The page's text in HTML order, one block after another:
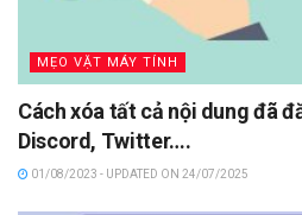
MẸO VẶT MÁY TÍNH
Cách xóa tất cả nội dung đã
Discord, Twitter….
01/08/2023 - UPDATED ON 24/07/2025